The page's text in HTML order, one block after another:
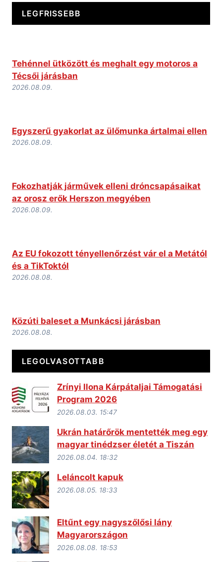
LEGFRISSEBB
Tehénnel ütközött és meghalt egy motoros a
Técsői járásban
2026.08.09.
Egyszerű gyakorlat az ülőmunka ártalmai ellen
2026.08.09.
Fokozhatják járművek elleni dróncsapásaikat
az orosz erők Herszon megyében
2026.08.09.
Az EU fokozott tényellenőrzést vár el a Metától
és a TikToktól
2026.08.08.
Közúti baleset a Munkácsi járásban
2026.08.08.
LEGOLVASOTTABB
Zrínyi Ilona Kárpátaljai Támogatási
Program 2026
2026.08.03. 15:47
Ukrán határőrök mentették meg egy
magyar tinédzser életét a Tiszán
2026.08.04. 18:32
Leláncolt kapuk
2026.08.05. 18:33
Eltűnt egy nagyszőlősi lány
Magyarországon
2026.08.08. 18:53